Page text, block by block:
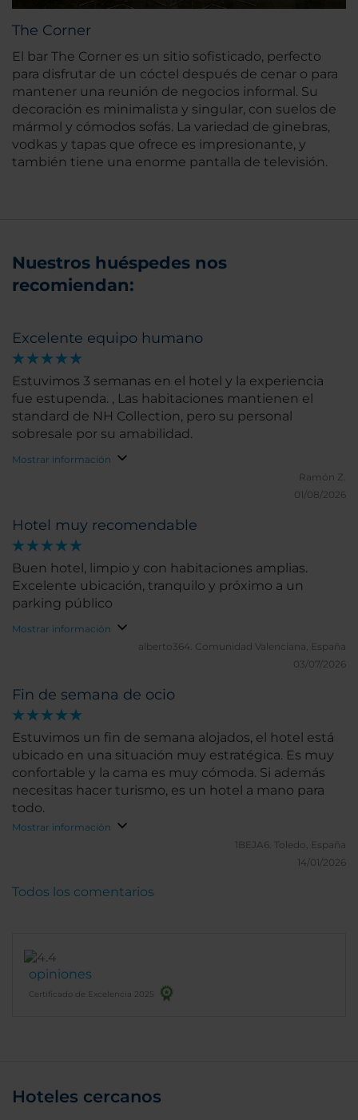
The Corner
El bar The Corner es un sitio sofisticado, perfecto
para disfrutar de un cóctel después de cenar o para
mantener una reunión de negocios informal. Su
decoración es minimalista y singular, con suelos de
mármol y cómodos sofás. La variedad de ginebras,
vodkas y tapas que ofrece es impresionante, y
también tiene una enorme pantalla de televisión.
Nuestros huéspedes nos
recomiendan:
Excelente equipo humano
Estuvimos 3 semanas en el hotel y la experiencia
fue estupenda. , Las habitaciones mantienen el
standard de NH Collection, pero su personal
sobresale por su amabilidad.
Mostrar información
Ramón Z.
01/08/2026
Hotel muy recomendable
Buen hotel, limpio y con habitaciones amplias.
Excelente ubicación, tranquilo y próximo a un
parking público
Mostrar información
alberto364. Comunidad Valenciana, España
03/07/2026
Fin de semana de ocio
Estuvimos un fin de semana alojados, el hotel está
ubicado en una situación muy estratégica. Es muy
confortable y la cama es muy cómoda. Si además
necesitas hacer turismo, es un hotel a mano para
todo.
Mostrar información
1BEJA6. Toledo, España
14/01/2026
opiniones
Certificado de Excelencia 2025
Todos los comentarios
Hoteles cercanos